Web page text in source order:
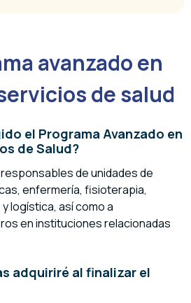
avanzado en
de salud
el Programa Avanzado en
de Salud?
de unidades de
enfermería, fisioterapia,
logística, así como a
en instituciones relacionadas
adquiriré al finalizar el